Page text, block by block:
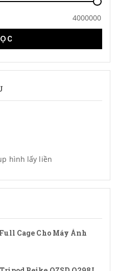
hình lấy liền
Cage Cho Máy Ảnh